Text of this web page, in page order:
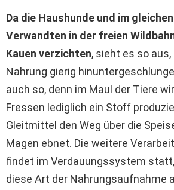
Da die Haushunde und im
Verwandten in der freien
Kauen verzichten, sieht es so
Nahrung gierig
auch so, denn im Maul der Tiere
Fressen lediglich ein Stoff
Gleitmittel den Weg über die
Magen ebnet. Die weitere
findet im Verdauungssystem
diese Art der Nahrungsaufnahme